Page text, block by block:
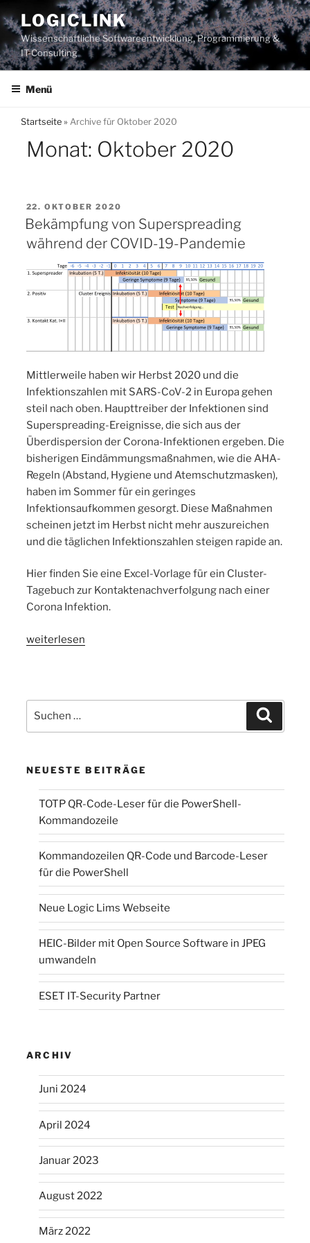
Inhalt
springen
LOGICLINK
Wissenschaftliche Softwareentwicklung, Programmierung &
IT-Consulting
Menü
Startseite » Archive für Oktober 2020
Monat: Oktober 2020
VERÖFFENTLICHT
AM
22. OKTOBER 2020
Bekämpfung von Superspreading
während der COVID-19-Pandemie
Mittlerweile haben wir Herbst 2020 und die
Infektionszahlen mit SARS-CoV-2 in Europa gehen
steil nach oben. Haupttreiber der Infektionen sind
Superspreading-Ereignisse, die sich aus der
Überdispersion der Corona-Infektionen ergeben. Die
bisherigen Eindämmungsmaßnahmen, wie die AHA-
Regeln (Abstand, Hygiene und Atemschutzmasken),
haben im Sommer für ein geringes
Infektionsaufkommen gesorgt. Diese Maßnahmen
scheinen jetzt im Herbst nicht mehr auszureichen
und die täglichen Infektionszahlen steigen rapide an.
Hier finden Sie eine Excel-Vorlage für ein Cluster-
Tagebuch zur Kontaktenachverfolgung nach einer
Corona Infektion.
„Bekämpfung
der
COVID-
weiterlesen
nach:
NEUESTE BEITRÄGE
TOTP QR-Code-Leser für die PowerShell-
Kommandozeile
Kommandozeilen QR-Code und Barcode-Leser
für die PowerShell
Neue Logic Lims Webseite
HEIC-Bilder mit Open Source Software in JPEG
umwandeln
ESET IT-Security Partner
ARCHIV
Juni 2024
April 2024
Januar 2023
August 2022
März 2022